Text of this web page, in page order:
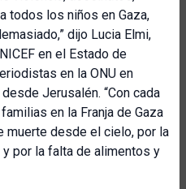
todos los niños en Gaza,
dijo Lucia Elmi,
en el Estado de
en la ONU en
Jerusalén. “Con cada
en la Franja de Gaza
muerte desde el cielo, por la
por la falta de alimentos y